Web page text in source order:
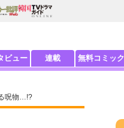
ビュー 連載 無料コミック
呪物…!?